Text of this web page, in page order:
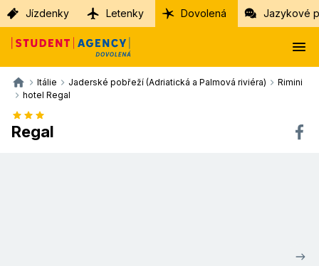
Jízdenky Letenky Dovolená Jazykové
Itálie Jaderské pobřeží (Adriatická a Palmová riviéra)
Rimini
hotel Regal
Regal